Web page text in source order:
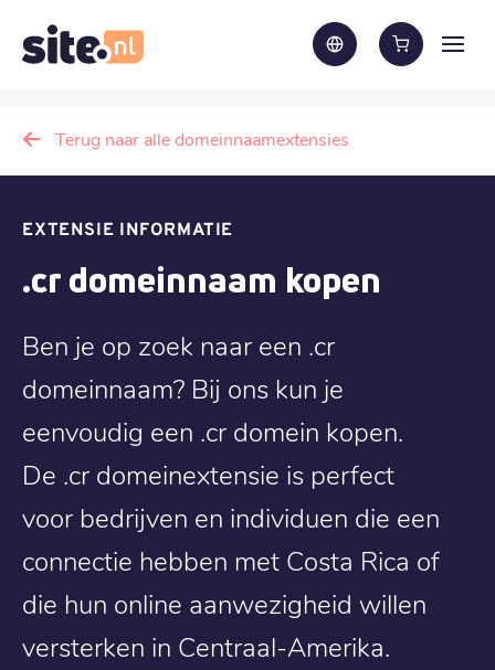
Terug naar alle domeinnaamextensies
EXTENSIE INFORMATIE
.cr domeinnaam kopen
Ben je op zoek naar een .cr
domeinnaam? Bij ons kun je
eenvoudig een .cr domein kopen.
De .cr domeinextensie is perfect
voor bedrijven en individuen die een
connectie hebben met Costa Rica of
die hun online aanwezigheid willen
versterken in Centraal-Amerika.